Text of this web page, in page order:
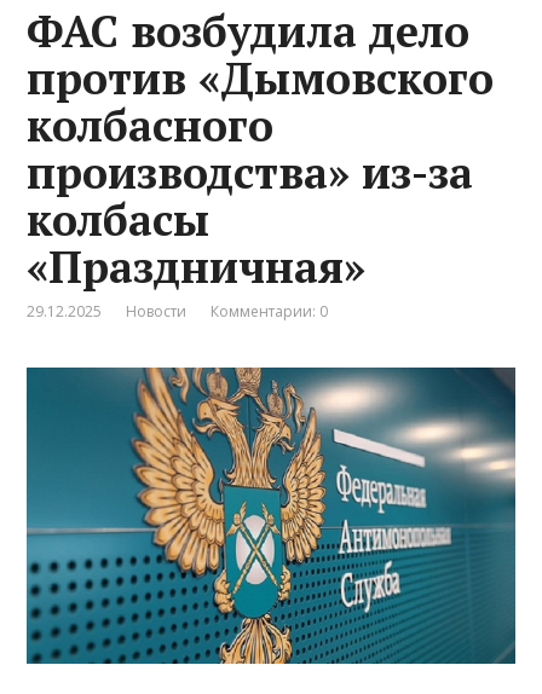
ФАС возбудила дело
против «Дымовского
колбасного
производства» из-за
колбасы
«Праздничная»
29.12.2025 Новости Комментарии: 0